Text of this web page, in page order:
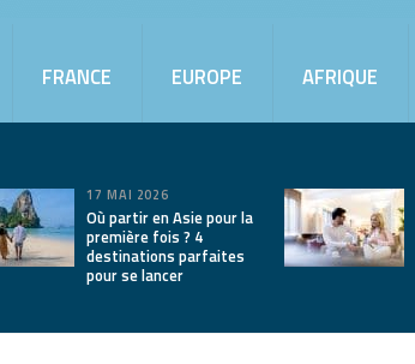
FRANCE EUROPE AFRIQUE
17 MAI 2026
Où partir en Asie pour la
première fois ? 4
destinations parfaites
pour se lancer